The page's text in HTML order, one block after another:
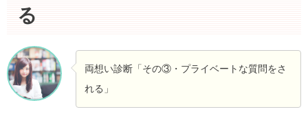
る
両想い診断「その③・プライベートな質問をさ
れる」